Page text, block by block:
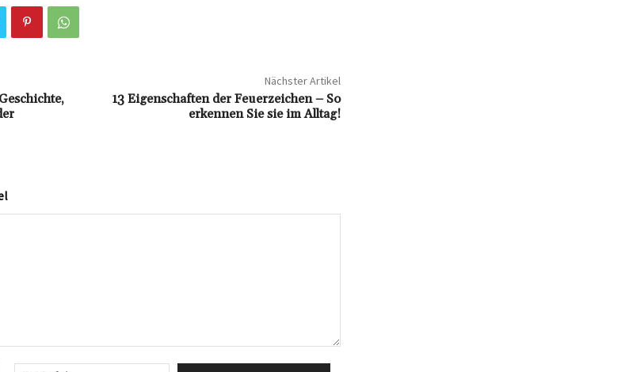
Nächster Artikel
13 Eigenschaften der Feuerzeichen – So
erkennen Sie sie im Alltag!